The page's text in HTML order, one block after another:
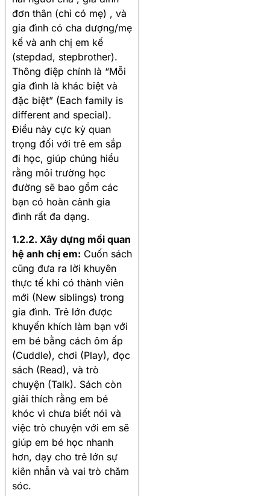
đơn thân (chỉ có mẹ) , và
gia đình có cha dượng/mẹ
kế và anh chị em kế
(stepdad, stepbrother).
Thông điệp chính là “Mỗi
gia đình là khác biệt và
đặc biệt” (Each family is
different and special).
Điều này cực kỳ quan
trọng đối với trẻ em sắp
đi học, giúp chúng hiểu
rằng môi trường học
đường sẽ bao gồm các
bạn có hoàn cảnh gia
đình rất đa dạng.
1.2.2. Xây dựng mối quan
hệ anh chị em: Cuốn sách
cũng đưa ra lời khuyên
thực tế khi có thành viên
mới (New siblings) trong
gia đình. Trẻ lớn được
khuyến khích làm bạn với
em bé bằng cách ôm ấp
(Cuddle), chơi (Play), đọc
sách (Read), và trò
chuyện (Talk). Sách còn
giải thích rằng em bé
khóc vì chưa biết nói và
việc trò chuyện với em sẽ
giúp em bé học nhanh
hơn, dạy cho trẻ lớn sự
kiên nhẫn và vai trò chăm
sóc.